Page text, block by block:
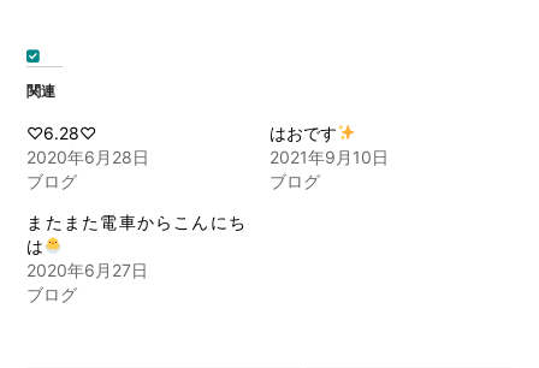
(新
し
い
ウ
ィ
ド
ウ
開
き
ま
し
さ
い
し
い
関連
♡6.28♡
2020年6月28日
ブログ
はおです
2021年9月10日
ブログ
またまた電車からこんにち
は
2020年6月27日
ブログ